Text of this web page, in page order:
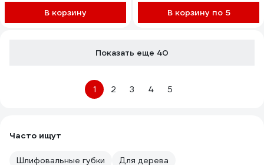
В корзину
В корзину по 5
Показать еще 40
1 2 3 4 5
Часто ищут
Шлифовальные губки
Для дерева